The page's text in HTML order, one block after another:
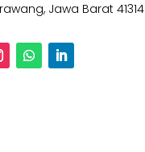
Jawa Barat 41314